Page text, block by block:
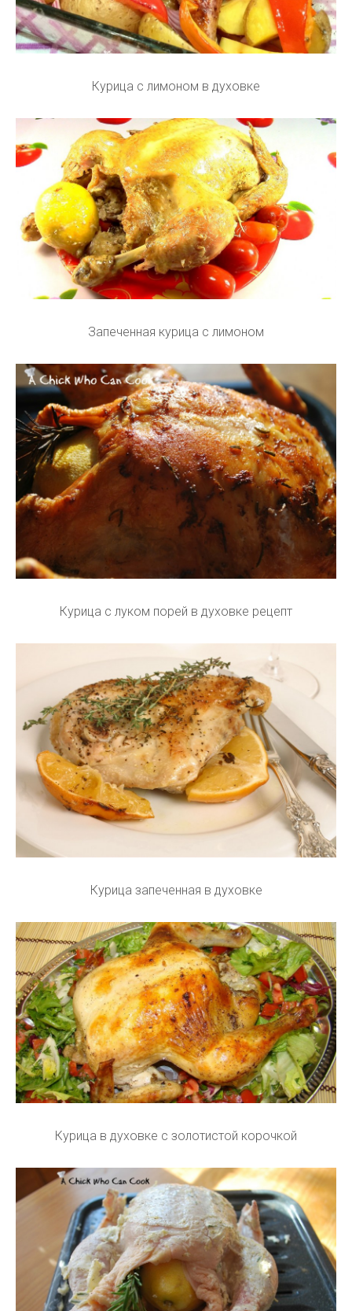
Курица с лимоном в духовке
Запеченная курица с лимоном
Курица с луком порей в духовке рецепт
Курица запеченная в духовке
Курица в духовке с золотистой корочкой